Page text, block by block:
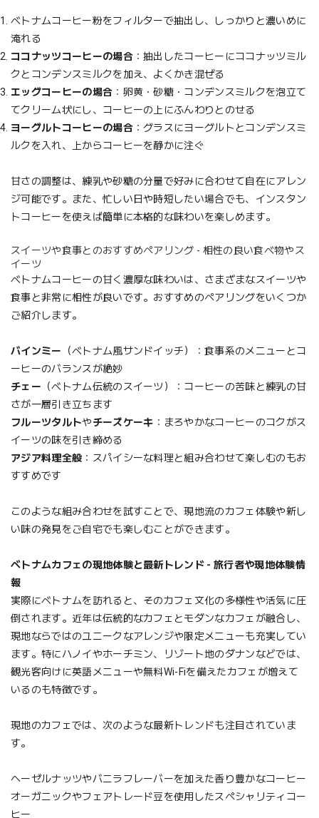
ベトナムコーヒー粉をフィルターで抽出し、しっかりと濃いめに
淹れる
ココナッツコーヒーの場合：抽出したコーヒーにココナッツミル
クとコンデンスミルクを加え、よくかき混ぜる
エッグコーヒーの場合 ：卵黄・砂糖・コンデンスミルクを泡立て
てクリーム状にし、コーヒーの上にふんわりとのせる
ヨーグルトコーヒーの場合：グラスにヨーグルトとコンデンスミ
ルクを入れ、上からコーヒーを静かに注ぐ
甘さの調整は、練乳や砂糖の分量で好みに合わせて自在にアレン
ジ可能です。また、忙しい日や時短したい場合でも、インスタン
トコーヒーを使えば簡単に本格的な味わいを楽しめます。
スイーツや食事とのおすすめペアリング - 相性の良い食べ物やス
イーツ
ベトナムコーヒーの甘く濃厚な味わいは、さまざまなスイーツや
食事と非常に相性が良いです。おすすめのペアリングをいくつか
ご紹介します。
バインミー
（ベトナム風サンドイッチ）：食事系のメニューとコ
ーヒーのバランスが絶妙
チェー （ベトナム伝統のスイーツ）：コーヒーの苦味と練乳の甘
さが一層引き立ちます
フルーツタルトやチーズケーキ ：まろやかなコーヒーのコクがス
イーツの味を引き締める
アジア料理全般 ：スパイシーな料理と組み合わせて楽しむのもお
すすめです
このような組み合わせを試すことで、現地流のカフェ体験や新し
い味の発見をご自宅でも楽しむことができます。
ベトナムカフェの現地体験と最新トレンド - 旅行者や現地体験情
報
実際にベトナムを訪れると、そのカフェ文化の多様性や活気に圧
倒されます。近年は伝統的なカフェとモダンなカフェが融合し、
現地ならではのユニークなアレンジや限定メニューも充実してい
ます。特にハノイやホーチミン、リゾート地のダナンなどでは、
観光客向けに英語メニューや無料Wi-Fiを備えたカフェが増えて
いるのも特徴です。
現地のカフェでは、次のような最新トレンドも注目されていま
す。
ヘーゼルナッツやバニラフレーバーを加えた香り豊かなコーヒー
オーガニックやフェアトレード豆を使用したスペシャリティコー
ヒー